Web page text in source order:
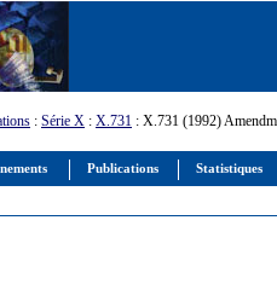
Publications Statistiques
: Série X : X.731 : X.731 (1992)